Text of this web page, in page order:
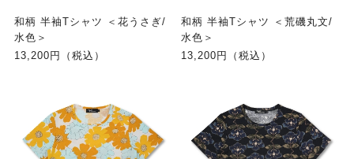
和柄 半袖Tシャツ ＜花うさぎ/
水色＞
13,200円（税込）
和柄 半袖Tシャツ ＜荒磯丸文/
水色＞
13,200円（税込）